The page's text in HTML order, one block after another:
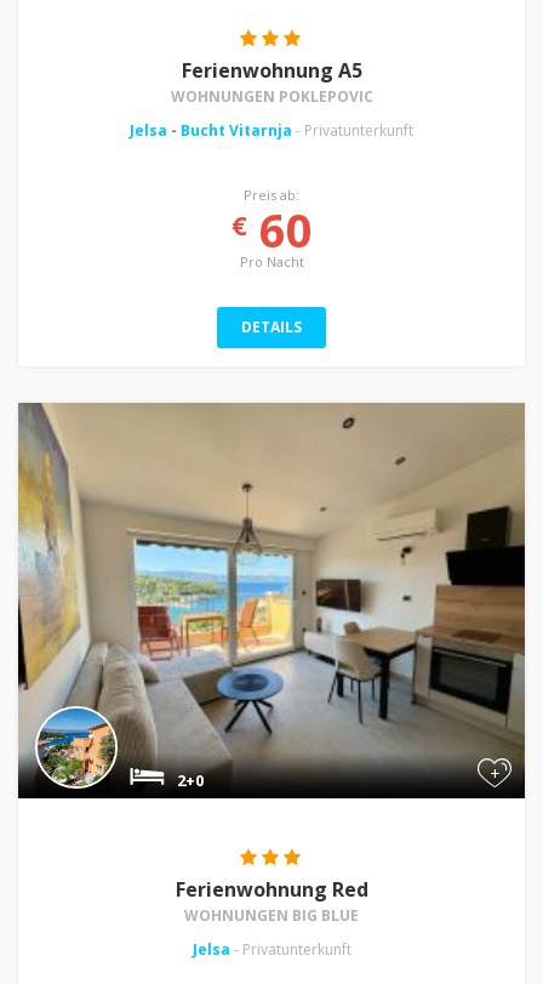
Ferienwohnung A5
WOHNUNGEN POKLEPOVIC
Jelsa - Bucht Vitarnja - Privatunterkunft
Preis ab:
€60
Pro Nacht
DETAILS
+
2+0
Ferienwohnung Red
WOHNUNGEN BIG BLUE
Jelsa - Privatunterkunft